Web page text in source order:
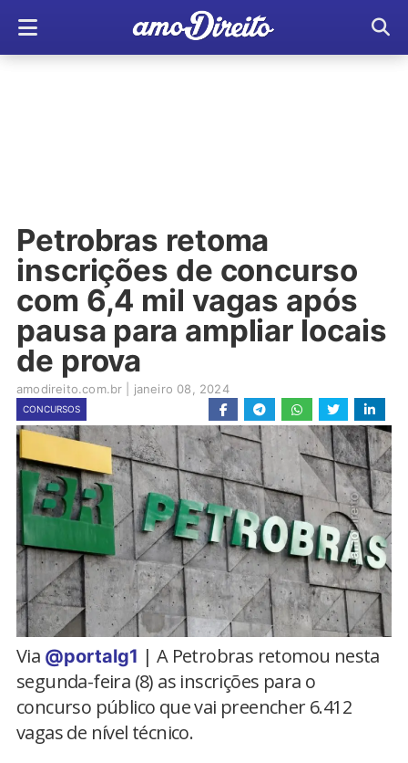
Petrobras retoma
inscrições de concurso
com 6,4 mil vagas após
pausa para ampliar locais
de prova
amodireito.com.br janeiro 08, 2024
CONCURSOS
Via @portalg1 | A Petrobras retomou nesta
segunda-feira (8) as inscrições para o
concurso público que vai preencher 6.412
vagas de nível técnico.